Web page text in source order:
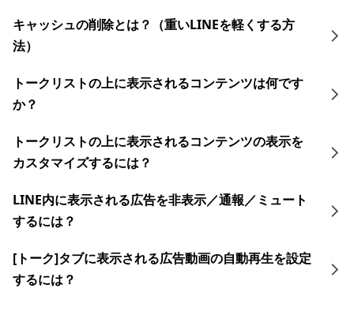
キャッシュの削除とは？（重いLINEを軽くする方
法）
トークリストの上に表示されるコンテンツは何です
か？
トークリストの上に表示されるコンテンツの表示を
カスタマイズするには？
LINE内に表示される広告を非表示／通報／ミュート
するには？
[トーク]タブに表示される広告動画の自動再生を設定
するには？